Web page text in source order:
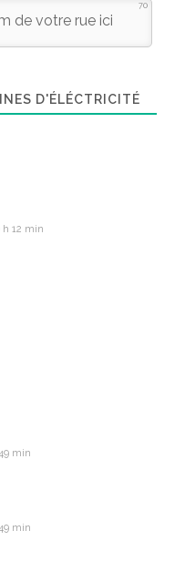
70
D'ÉLÉCTRICITÉ
h 12 min
min
min